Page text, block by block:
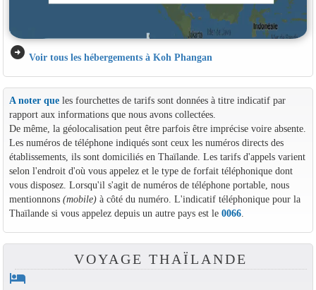
arrow_circle_right Voir tous les hébergements à Koh Phangan
A noter queles fourchettes de tarifs sont données à titre indicatif par
rapport aux informations que nous avons collectées.
De même, la géolocalisation peut être parfois être imprécise voire absente.
Les numéros de téléphone indiqués sont ceux les numéros directs des
établissements, ils sont domiciliés en Thaïlande. Les tarifs d'appels varient
selon l'endroit d'où vous appelez et le type de forfait téléphonique dont
vous disposez. Lorsqu'il s'agit de numéros de téléphone portable, nous
mentionnons (mobile)à côté du numéro. L'indicatif téléphonique pour la
Thaïlande si vous appelez depuis un autre pays est le 0066.
VOYAGE THAÏLANDE
hotel